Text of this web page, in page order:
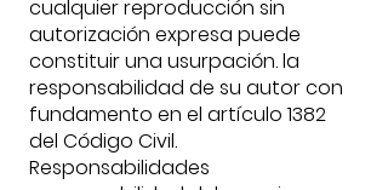
cualquier reproducción sin
autorización expresa puede
constituir una usurpación. la
responsabilidad de su autor con
fundamento en el artículo 1382
del Código Civil.
Responsabilidades